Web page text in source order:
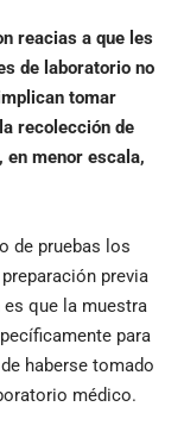
reacias a que les
de laboratorio no
tomar
recolección de
en menor escala,
de pruebas los
previa
que la muestra
para
haberse tomado
médico.